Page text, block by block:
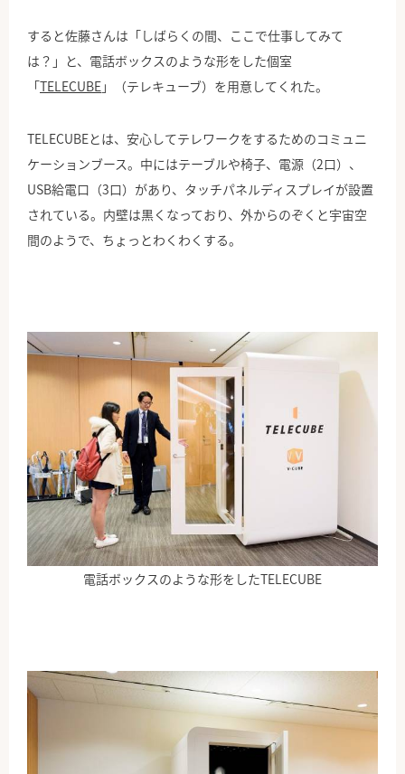
すると佐藤さんは「しばらくの間、ここで仕事してみて
は？」と、電話ボックスのような形をした個室
「TELECUBE 」（テレキューブ）を用意してくれた。
TELECUBEとは、安心してテレワークをするためのコミュニ
ケーションブース。中にはテーブルや椅子、電源（2口）、
USB給電口（3口）があり、タッチパネルディスプレイが設置
されている。内壁は黒くなっており、外からのぞくと宇宙空
間のようで、ちょっとわくわくする。
電話ボックスのような形をしたTELECUBE